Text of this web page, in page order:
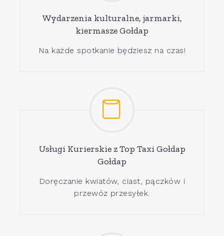
Wydarzenia kulturalne, jarmarki,
kiermasze Gołdap
Na każde spotkanie będziesz na czas!
Usługi Kurierskie z Top Taxi Gołdap
Gołdap
Doręczanie kwiatów, ciast, pączków i
przewóz przesyłek.